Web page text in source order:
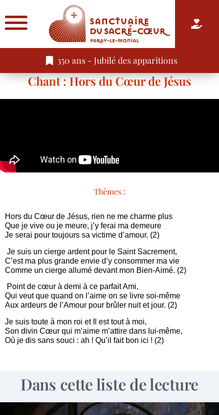
350 ans - Jubilé des apparitions
Chant : Hors du Cœur de Jésus
Thèmes :
Hors du Cœur de Jésus, rien ne me charme plus
Que je vive ou je meure, j’y ferai ma demeure
Je serai pour toujours sa victime d’amour. (2)
Je suis un cierge ardent pour le Saint Sacrement,
C’est ma plus grande envie d’y consommer ma vie
Comme un cierge allumé devant mon Bien-Aimé. (2)
Point de cœur à demi à ce parfait Ami,
Qui veut que quand on l’aime on se livre soi-même
Aux ardeurs de l’Amour pour brûler nuit et jour. (2)
Je suis toute à mon roi et Il est tout à moi,
Son divin Cœur qui m’aime m’attire dans lui-même,
Où je dis sans souci : ah ! Qu’il fait bon ici ! (2)
Dans cette liste de lecture